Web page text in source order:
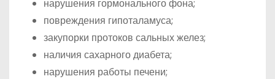
нарушения гормонального фона;
повреждения гипоталамуса;
закупорки протоков сальных желез;
наличия сахарного диабета;
нарушения работы печени;